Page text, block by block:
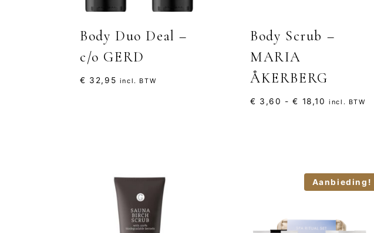
Body Duo Deal –
c/o GERD
€ 32,95 incl. BTW
Body Scrub –
MARIA
ÅKERBERG
€ 3,60 - € 18,10 Prijsklasse:
incl. BTW
Aanbieding!